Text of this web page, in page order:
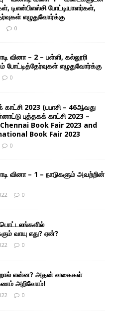
டிஎன்பிஎஸ்சி போட்டியாளர்கள்,
எழுதுவோர்க்கு
0
வினா – 2 – பள்ளி, கல்லூரி
எழுதுவோர்க்கு
0
2023 (பபாசி – 46ஆவது
புத்தகக் காட்சி 2023 –
Book Fair 2023 and
Book Fair 2023
0
வினா – 1 – நாடுகளும் அவற்றின்
0
வாயு எது? ஏன்?
0
என்ன? அதன் வகைகள்
அறிவோம்!
0